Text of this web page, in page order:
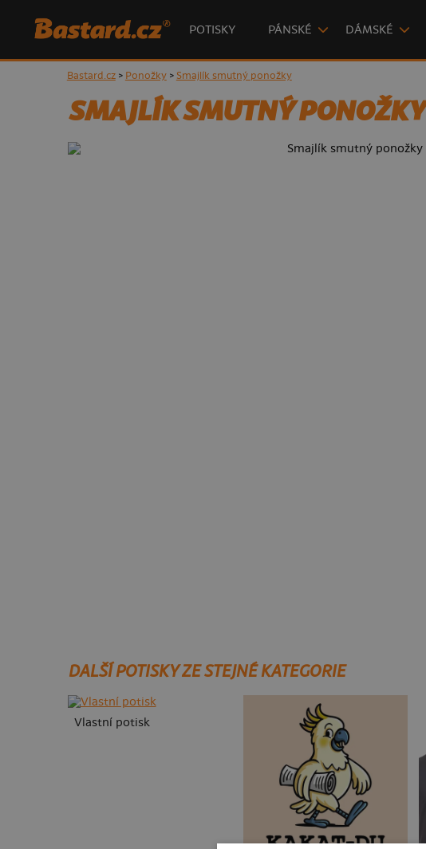
POTISKY PÁNSKÉ DÁMSKÉ
Bastard.cz> Ponožky> Smajlík smutný ponožky
SMAJLÍK SMUTNÝ PONOŽKY
DALŠÍ POTISKY ZE STEJNÉ KATEGORIE
Vlastní potisk